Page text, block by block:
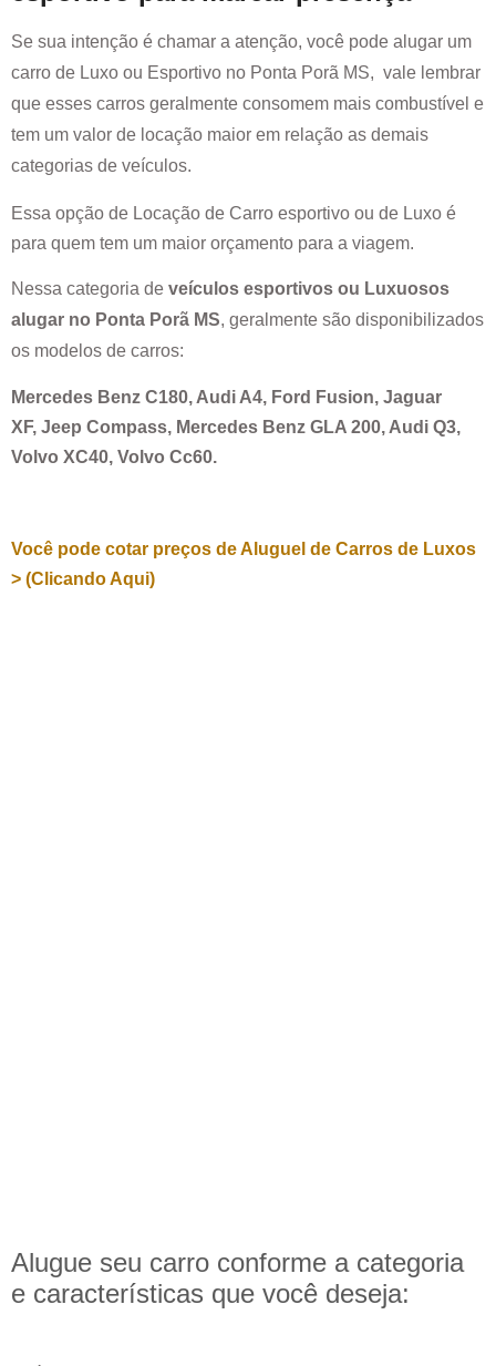
Se sua intenção é chamar a atenção, você pode alugar um
carro de Luxo ou Esportivo no Ponta Porã MS, vale lembrar
que esses carros geralmente consomem mais combustível e
tem um valor de locação maior em relação as demais
categorias de veículos.
Essa opção de Locação de Carro esportivo ou de Luxo é
para quem tem um maior orçamento para a viagem.
Nessa categoria de veículos esportivos ou Luxuosos
alugar no Ponta Porã MS, geralmente são disponibilizados
os modelos de carros:
Mercedes Benz C180, Audi A4, Ford Fusion, Jaguar
XF, Jeep Compass, Mercedes Benz GLA 200, Audi Q3,
Volvo XC40, Volvo Cc60.
Você pode cotar preços de Aluguel de Carros de Luxos
> (Clicando Aqui)
Alugue seu carro conforme a categoria
e características que você deseja: